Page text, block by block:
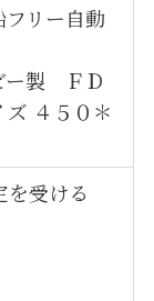
リー自動
ー製 ＦＤ
４５０＊
受ける